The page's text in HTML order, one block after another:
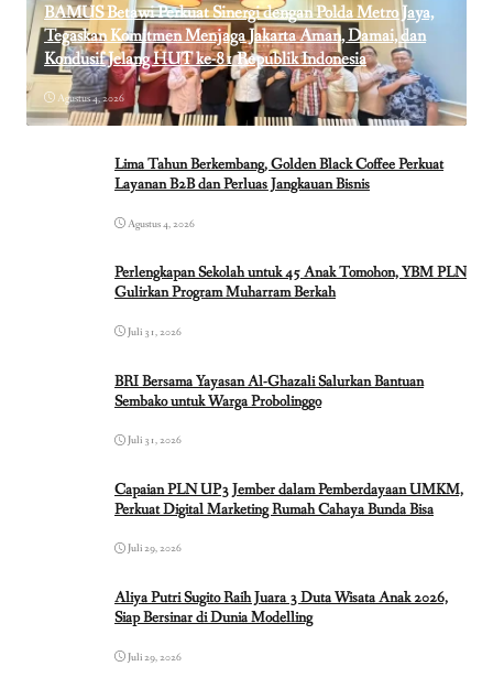
BAMUS Betawi Perkuat Sinergi dengan Polda Metro Jaya,
Tegaskan Komitmen Menjaga Jakarta Aman, Damai, dan
Kondusif Jelang HUT ke-81 Republik Indonesia
Agustus 4, 2026
Lima Tahun Berkembang, Golden Black Coffee Perkuat
Layanan B2B dan Perluas Jangkauan Bisnis
Agustus 4, 2026
Perlengkapan Sekolah untuk 45 Anak Tomohon, YBM PLN
Gulirkan Program Muharram Berkah
Juli 31, 2026
BRI Bersama Yayasan Al-Ghazali Salurkan Bantuan
Sembako untuk Warga Probolinggo
Juli 31, 2026
Capaian PLN UP3 Jember dalam Pemberdayaan UMKM,
Perkuat Digital Marketing Rumah Cahaya Bunda Bisa
Juli 29, 2026
Aliya Putri Sugito Raih Juara 3 Duta Wisata Anak 2026,
Siap Bersinar di Dunia Modelling
Juli 29, 2026